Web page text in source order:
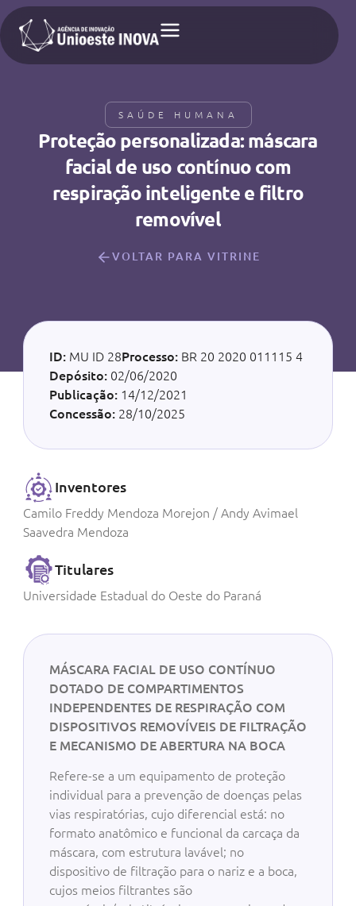
SAÚDE HUMANA
Proteção personalizada: máscara
facial de uso contínuo com
respiração inteligente e filtro
removível
VOLTAR PARA VITRINE
ID: MU ID 28Processo: BR 20 2020 011115 4
Depósito: 02/06/2020
Publicação: 14/12/2021
Concessão: 28/10/2025
Inventores
Camilo Freddy Mendoza Morejon / Andy Avimael
Saavedra Mendoza
Titulares
Universidade Estadual do Oeste do Paraná
MÁSCARA FACIAL DE USO CONTÍNUO
DOTADO DE COMPARTIMENTOS
INDEPENDENTES DE RESPIRAÇÃO COM
DISPOSITIVOS REMOVÍVEIS DE FILTRAÇÃO
E MECANISMO DE ABERTURA NA BOCA
Refere-se a um equipamento de proteção
individual para a prevenção de doenças pelas
vias respiratórias, cujo diferencial está: no
formato anatômico e funcional da carcaça da
máscara, com estrutura lavável; no
dispositivo de filtração para o nariz e a boca,
cujos meios filtrantes são